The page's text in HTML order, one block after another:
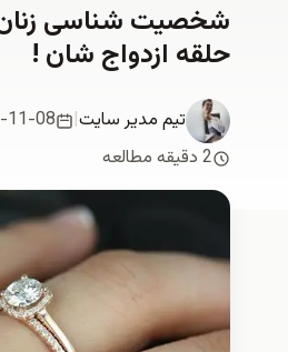
شناسی زنان از شکل
ازدواج شان !
تیم مدیر سایت|
2015-11-08
|